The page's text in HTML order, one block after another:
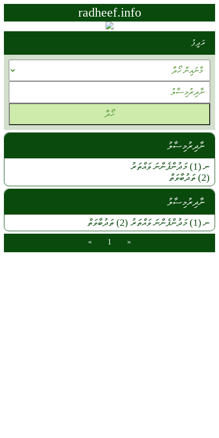
radheef.info
ރަދީފު
ނާދިރުމިސާލު
ނ (1)
މަދުންފެންނަވައްތަރު
(2)
ތަދުބާވަތް
ނާދިރުމިސާލު
ނ(1) މަދުންފެންނަވައްތަރު (2) ތަދުބާވަތް
«
1
»